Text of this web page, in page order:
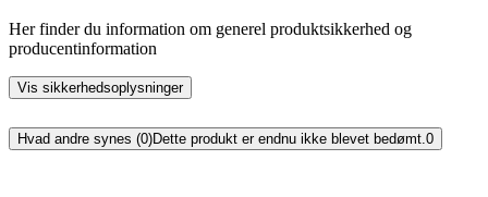
Her finder du information om generel produktsikkerhed og
producentinformation
Vis sikkerhedsoplysninger
Hvad andre synes (0)Dette produkt er endnu ikke blevet bedømt. 0